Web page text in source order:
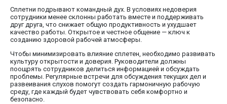
Сплетни подрывают командный дух. В условиях недоверия
сотрудники менее склонны работать вместе и поддерживать
друг друга, что снижает общую продуктивность и ухудшает
качество работы. Открытое и честное общение — ключ к
созданию здоровой рабочей атмосферы.
Чтобы минимизировать влияние сплетен, необходимо развивать
культуру открытости и доверия. Руководители должны
поощрять сотрудников делиться информацией и обсуждать
проблемы. Регулярные встречи для обсуждения текущих дел и
развеивания слухов помогут создать гармоничную рабочую
среду, где каждый будет чувствовать себя комфортно и
безопасно.